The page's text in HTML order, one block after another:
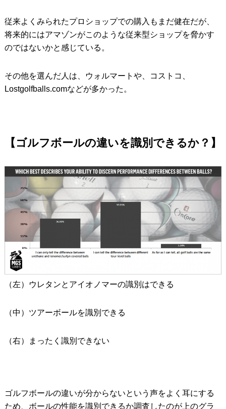
従来よくみられたプロショップでの購入もまだ健在だが、
将来的にはアマゾンがこのような従来型ショップを脅かす
のではないかと感じている。
その他を選んだ人は、ウォルマートや、コストコ、
Lostgolfballs.comなどが多かった。
【ゴルフボールの違いを識別できるか？】
（左）ウレタンとアイオノマーの識別はできる
（中）ツアーボールを識別できる
（右）まったく識別できない
ゴルフボールの違いが分からないという声をよく耳にする
ため、ボールの性能を識別できるか調査したのが上のグラ